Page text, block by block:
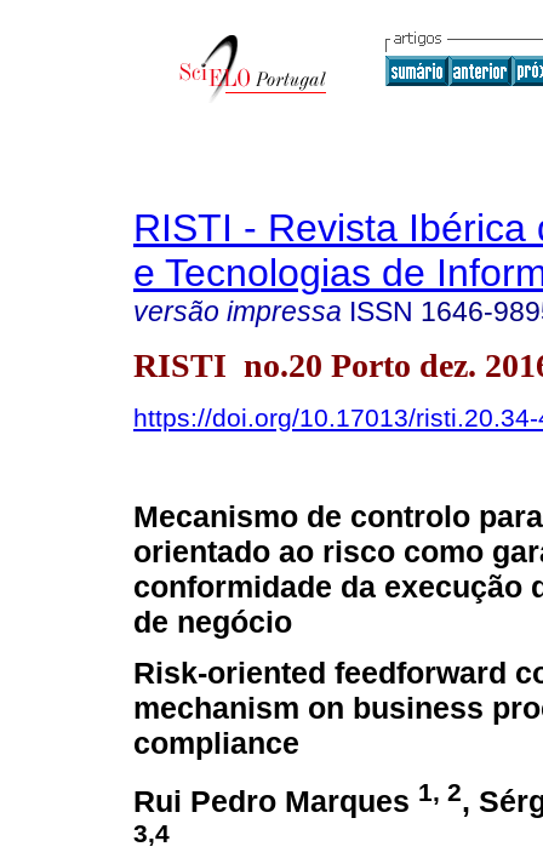
RISTI - Revista Ibérica
e Tecnologias de
versão impressa ISSN 1646-
RISTI no.20 Porto dez.
https://doi.org/10.17013/
Mecanismo de controlo
orientado ao risco como
conformidade da execução
de negócio
Risk-oriented feedforward
mechanism on business
compliance
Rui Pedro Marques 1, 2,
3,4